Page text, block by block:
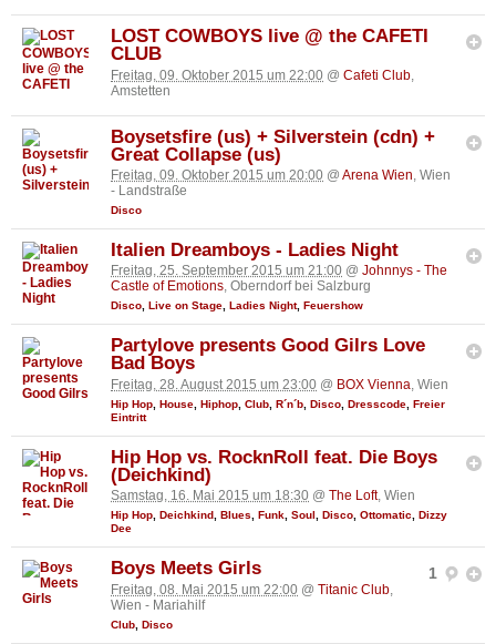
LOST COWBOYS live @ the CAFETI
CLUB
Freitag, 09. Oktober 2015 um 22:00 @ Cafeti Club
Amstetten
Boysetsfire (us) + Silverstein (cdn) +
Great Collapse (us)
Freitag, 09. Oktober 2015 um 20:00 @ Arena Wien, Wien
- Landstraße
Disco
Italien Dreamboys - Ladies Night
Freitag, 25. September 2015 um 21:00 @ Johnnys - The
Castle of Emotions, Oberndorf bei Salzburg
Disco, Live on Stage, Ladies Night, Feuershow
Partylove presents Good Gilrs Love
Bad Boys
Freitag, 28. August 2015 um 23:00 @ BOX Vienna, Wien
Hip Hop House Hiphop Club R´n´b Disco Dresscode Freier
Eintritt
Hip Hop vs. RocknRoll feat. Die Boys
(Deichkind)
Samstag, 16. Mai 2015 um 18:30 @ The Loft, Wien
Hip Hop Deichkind Blues Funk Soul Disco Ottomatic
Dizzy
Dee
1
Boys Meets Girls
Freitag, 08. Mai 2015 um 22:00 @ Titanic Club
Wien - Mariahilf
Club Disco